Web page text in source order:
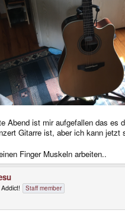
Abend ist mir aufgefallen das es
Gitarre ist, aber ich kann jetzt
Finger Muskeln arbeiten..
Staff member